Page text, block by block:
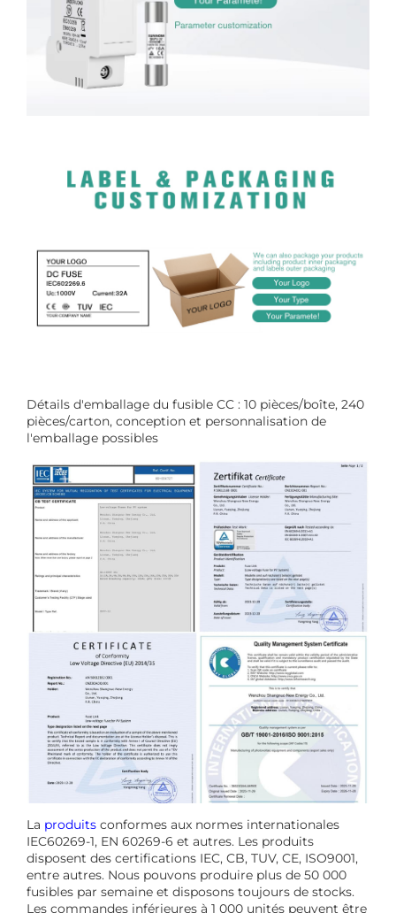
Détails d'emballage du fusible CC : 10 pièces/boîte, 240
pièces/carton, conception et personnalisation de
l'emballage possibles
La produits conformes aux normes internationales
IEC60269-1, EN 60269-6 et autres. Les produits
disposent des certifications IEC, CB, TUV, CE, ISO9001,
entre autres. Nous pouvons produire plus de 50 000
fusibles par semaine et disposons toujours de stocks.
Les commandes inférieures à 1 000 unités peuvent être